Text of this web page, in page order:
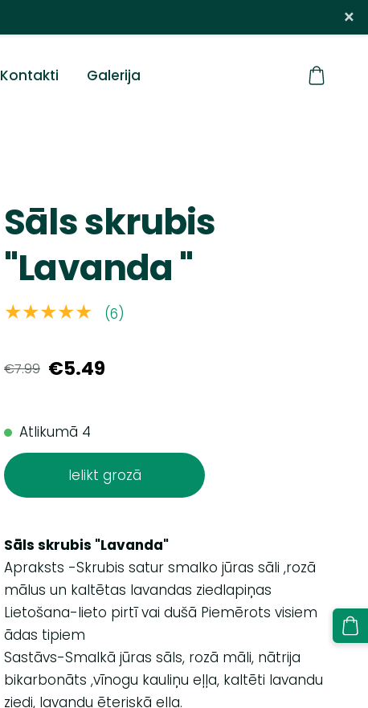
×
Kontakti Galerija
Sāls skrubis
"Lavanda "
★★★★★ (6)
€7.99 €5.49
Atlikumā 4
Ielikt grozā
Sāls skrubis "Lavanda"
Apraksts -Skrubis satur smalko jūras sāli ,rozā
mālus un kaltētas lavandas ziedlapiņas
Lietošana-lieto pirtī vai dušā Piemērots visiem
ādas tipiem
Sastāvs-Smalkā jūras sāls, rozā māli, nātrija
bikarbonāts ,vīnogu kauliņu eļļa, kaltēti lavandu
ziedi, lavandu ēteriskā eļļa.